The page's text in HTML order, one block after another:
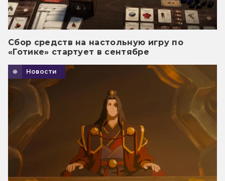
Сбор средств на настольную игру по
«Готике» стартует в сентябре
Новости